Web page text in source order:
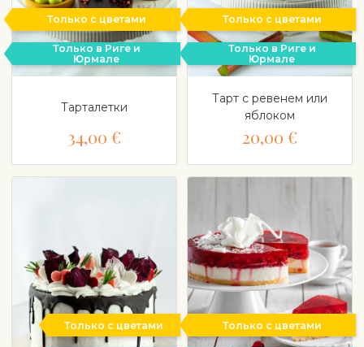
Только с цветами
Только в Риге и
Юрмале
Тарталетки
34,00 €
Только с цветами
Только в Риге и
Юрмале
Тарт с ревенем или
яблоком
20,00 €
Только с цветами Только с цветами